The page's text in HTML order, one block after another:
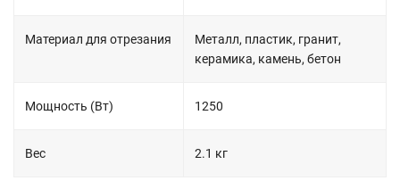
Материал для отрезания
Металл, пластик, гранит,
керамика, камень, бетон
Мощность (Вт) 1250
Вес 2.1 кг